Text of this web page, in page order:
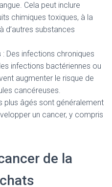
Cela peut inclure
chimiques toxiques, à la
d’autres substances
: Des infections chroniques
infections bactériennes ou
augmenter le risque de
cancéreuses.
plus âgés sont généralement
un cancer, y compris
de la